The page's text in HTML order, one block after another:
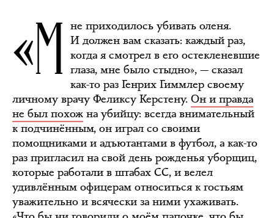
«М не приходилось убивать оленя.
И должен вам сказать: каждый раз,
когда я смотрел в его остекленевшие
глаза, мне было стыдно», — сказал
как-то раз Генрих Гиммлер своему
личному врачу Феликсу Керстену. Он и правда
не был похож на убийцу: всегда внимательный
к подчинённым, он играл со своими
помощниками и адъютантами в футбол, а как-то
раз пригласил на свой день рожденья уборщиц,
которые работали в штабах СС, и велел
удивлённым офицерам относиться к гостьям
уважительно и всячески за ними ухаживать.